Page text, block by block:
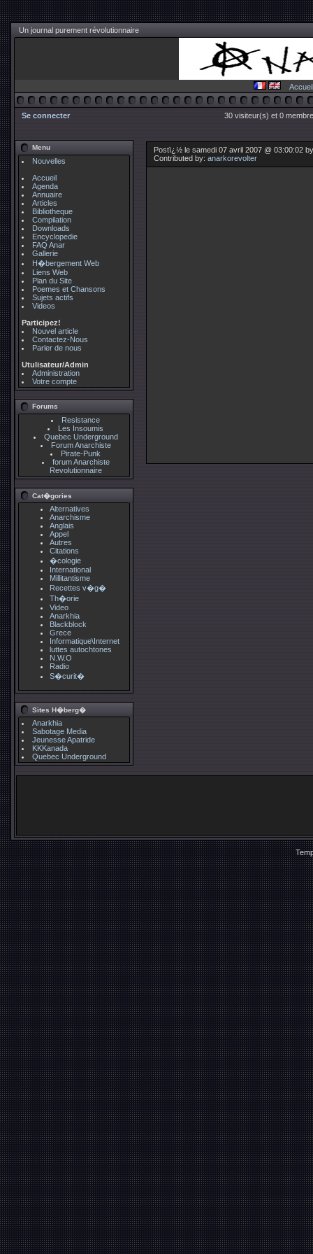
Un journal purement révolutionnaire
Accueil
Se connecter 30 visiteur(s) et 0
Menu
Nouvelles
Accueil
Agenda
Annuaire
Articles
Bibliotheque
Compilation
Downloads
Encyclopedie
FAQ Anar
Gallerie
H�bergement Web
Liens Web
Plan du Site
Poemes et Chansons
Sujets actifs
Videos
Participez!
Nouvel article
Contactez-Nous
Parler de nous
Utulisateur/Admin
Administration
Votre compte
Forums
Resistance
Les Insoumis
Quebec Underground
Forum Anarchiste
Pirate-Punk
forum Anarchiste
Revolutionnaire
Cat�gories
Alternatives
Anarchisme
Anglais
Appel
Autres
Citations
�cologie
International
Millitantisme
Recettes v�g�
Th�orie
Video
Anarkhia
Blackblock
Grece
Informatique\Internet
luttes autochtones
N.W.O
Radio
S�curit�
Sites H�berg�
Anarkhia
Sabotage Media
Jeunesse Apatride
KKKanada
Quebec Underground
Postï¿½ le samedi 07 avril 2007 @ 03:00:02
Contributed by: anarkorevolter